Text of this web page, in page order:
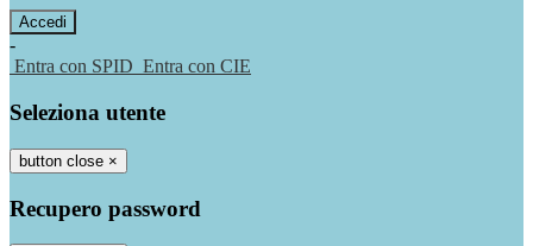
-
Entra con SPID Entra con CIE
Seleziona utente
button close ×
Recupero password